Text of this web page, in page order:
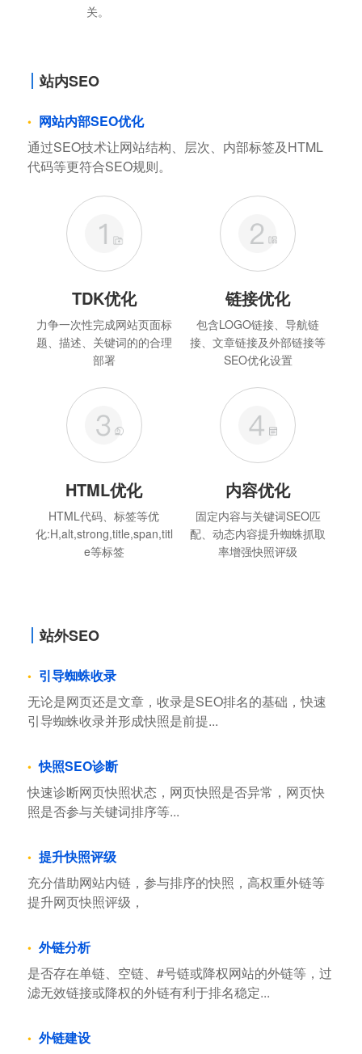
关。
站内SEO
网站内部SEO优化
通过SEO技术让网站结构、层次、内部标签及HTML
代码等更符合SEO规则。
TDK优化
力争一次性完成网站页面标
题、描述、关键词的的合理
部署
链接优化
包含LOGO链接、导航链
接、文章链接及外部链接等
SEO优化设置
HTML优化
HTML代码、标签等优
化:H,alt,strong,title,span,titl
e等标签
内容优化
固定内容与关键词SEO匹
配、动态内容提升蜘蛛抓取
率增强快照评级
站外SEO
引导蜘蛛收录
无论是网页还是文章，收录是SEO排名的基础，快速
引导蜘蛛收录并形成快照是前提...
快照SEO诊断
快速诊断网页快照状态，网页快照是否异常，网页快
照是否参与关键词排序等...
提升快照评级
充分借助网站内链，参与排序的快照，高权重外链等
提升网页快照评级，
外链分析
是否存在单链、空链、#号链或降权网站的外链等，过
滤无效链接或降权的外链有利于排名稳定...
外链建设